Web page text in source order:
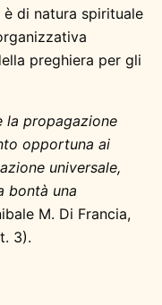
è di natura spirituale
preghiera per gli
la propagazione
opportuna ai
universale,
bontà una
M. Di Francia,
3).